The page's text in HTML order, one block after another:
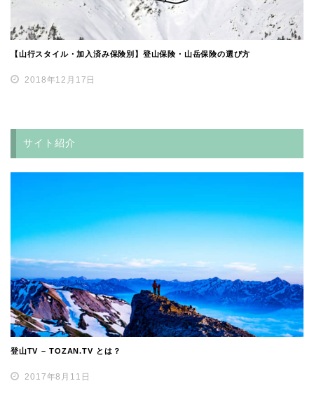
【山行スタイル・加入済み保険別】登山保険・山岳保険の選び方
2018年12月17日
サイト紹介
登山TV – TOZAN.TV とは？
2017年8月11日